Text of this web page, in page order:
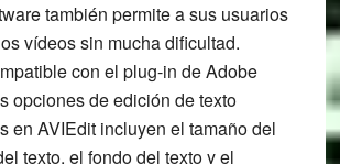
también permite a sus usuarios
vídeos sin mucha dificultad.
con el plug-in de Adobe
opciones de edición de texto
en AVIEdit incluyen el tamaño del
texto, el fondo del texto y el